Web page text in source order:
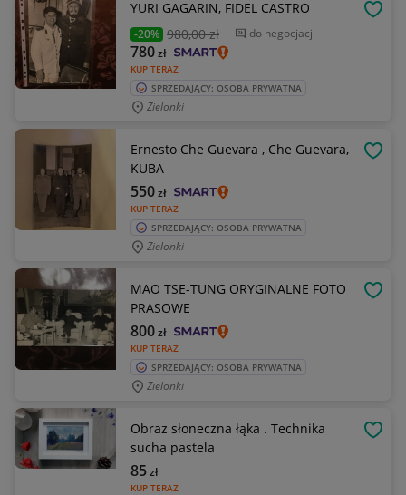
YURI GAGARIN, FIDEL CASTRO
-20% 980,00 zł do negocjacji
KUP TERAZ
780zł
SPRZEDAJĄCY: OSOBA PRYWATNA
Zielonki
Ernesto Che Guevara , Che Guevara,
KUBA
KUP TERAZ
550zł
SPRZEDAJĄCY: OSOBA PRYWATNA
Zielonki
MAO TSE-TUNG ORYGINALNE FOTO
PRASOWE
KUP TERAZ
800zł
SPRZEDAJĄCY: OSOBA PRYWATNA
Zielonki
Obraz słoneczna łąka . Technika
sucha pastela
KUP TERAZ
85zł